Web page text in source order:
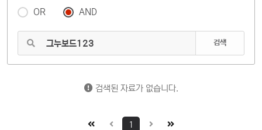
OR AND
검색
검색된 자료가 없습니다.
1